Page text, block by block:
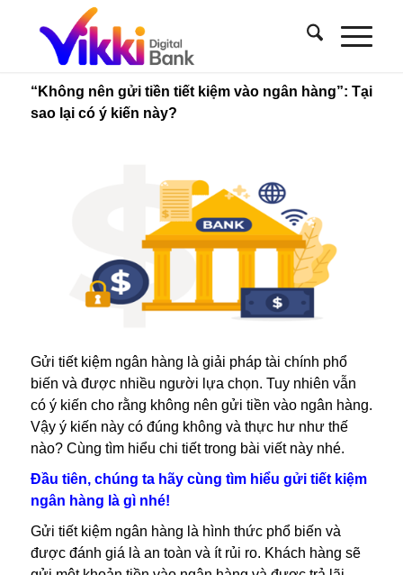
“Không nên gửi tiền tiết kiệm vào ngân hàng”: Tại
sao lại có ý kiến này?
Gửi tiết kiệm ngân hàng là giải pháp tài chính phổ
biến và được nhiều người lựa chọn. Tuy nhiên vẫn
có ý kiến ​​cho rằng không nên gửi tiền vào ngân hàng.
Vậy ý kiến ​​này có đúng không và thực hư như thế
nào? Cùng tìm hiểu chi tiết trong bài viết này nhé.
Đầu tiên, chúng ta hãy cùng tìm hiểu gửi tiết kiệm
ngân hàng là gì nhé!
Gửi tiết kiệm ngân hàng là hình thức phổ biến và
được đánh giá là an toàn và ít rủi ro. Khách hàng sẽ